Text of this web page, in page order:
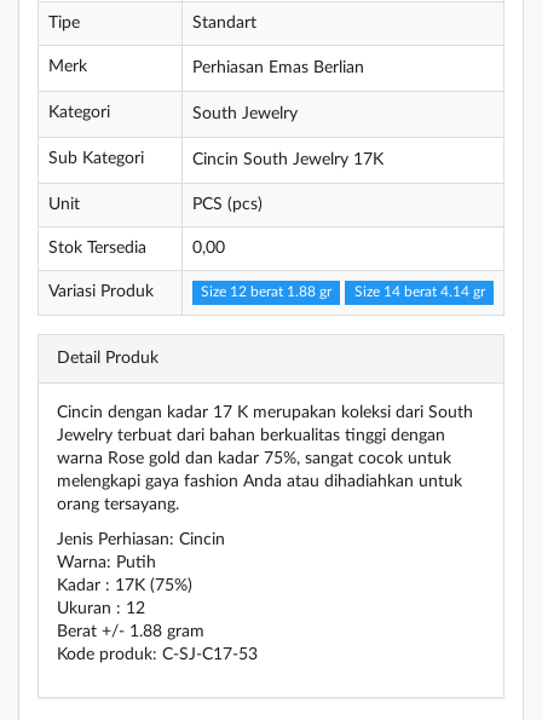
Tipe Standart
Merk Perhiasan Emas Berlian
Kategori South Jewelry
Sub Kategori Cincin South Jewelry 17K
Unit PCS (pcs)
Stok Tersedia 0,00
Variasi Produk Size 12 berat 1.88 gr Size 14 berat 4.14 gr
Detail Produk
Cincin dengan kadar 17 K merupakan koleksi dari South
Jewelry terbuat dari bahan berkualitas tinggi dengan
warna Rose gold dan kadar 75%, sangat cocok untuk
melengkapi gaya fashion Anda atau dihadiahkan untuk
orang tersayang.
Jenis Perhiasan: Cincin
Warna: Putih
Kadar : 17K (75%)
Ukuran : 12
Berat +/- 1.88 gram
Kode produk: C-SJ-C17-53